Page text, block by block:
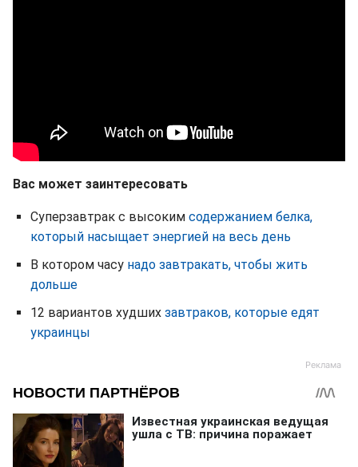
Вас может заинтересовать
Суперзавтрак с высоким содержанием белка,
который насыщает энергией на весь день
В котором часу надо завтракать, чтобы жить
дольше
12 вариантов худших завтраков, которые едят
украинцы